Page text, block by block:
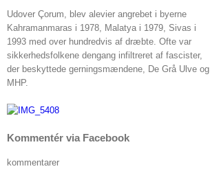
Udover Çorum, blev alevier angrebet i byerne
Kahramanmaras i 1978, Malatya i 1979, Sivas i
1993 med over hundredvis af dræbte. Ofte var
sikkerhedsfolkene dengang infiltreret af fascister,
der beskyttede gerningsmændene, De Grå Ulve og
MHP.
Kommentér via Facebook
kommentarer